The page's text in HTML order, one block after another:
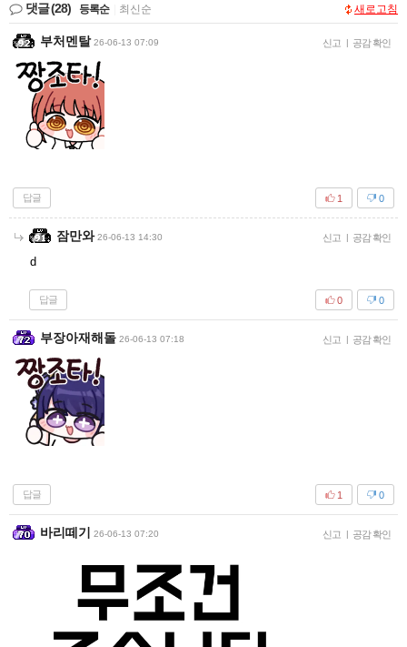
댓글(28) 등록순 최신순 새로고침
부처멘탈 26-06-13 07:09 신고 | 공감 확인
답글 0
1
잠만와 26-06-13 14:30 신고 | 공감 확인
d
답글 0
0
부장아재해돌 26-06-13 07:18 신고 | 공감 확인
답글 0
1
바리떼기 26-06-13 07:20 신고 | 공감 확인